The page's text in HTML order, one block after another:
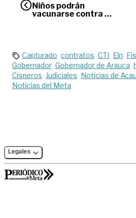
Niños podrán
vacunarse contra el
Capturado contratos CTI Eln
Gobernador Gobernador de Arauca
Cisneros Judiciales Noticias de
Noticias del Meta
Legales